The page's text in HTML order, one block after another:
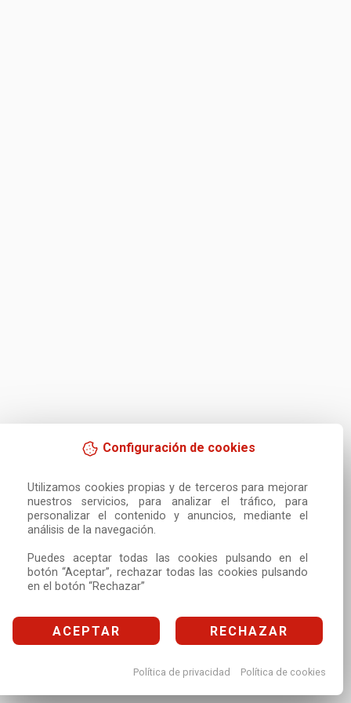
Configuración de cookies
Utilizamos cookies propias y de terceros para mejorar
nuestros servicios, para analizar el tráfico, para
personalizar el contenido y anuncios, mediante el
análisis de la navegación.
Puedes aceptar todas las cookies pulsando en el
botón “Aceptar”, rechazar todas las cookies pulsando
en el botón “Rechazar”
ACEPTAR RECHAZAR
Política de privacidad Política de cookies